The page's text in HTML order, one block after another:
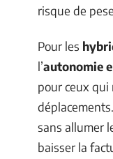
risque de
Pour les
l’autonomie
pour ceux
sans allumer
baisser la